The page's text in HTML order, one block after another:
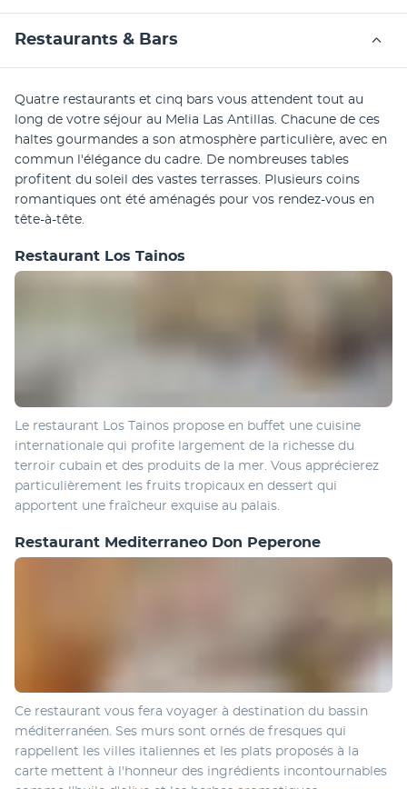
Restaurants & Bars
Quatre restaurants et cinq bars vous attendent tout au
long de votre séjour au Melia Las Antillas. Chacune de ces
haltes gourmandes a son atmosphère particulière, avec en
commun l'élégance du cadre. De nombreuses tables
profitent du soleil des vastes terrasses. Plusieurs coins
romantiques ont été aménagés pour vos rendez-vous en
tête-à-tête.
Restaurant Los Tainos
Le restaurant Los Tainos propose en buffet une cuisine
internationale qui profite largement de la richesse du
terroir cubain et des produits de la mer. Vous apprécierez
particulièrement les fruits tropicaux en dessert qui
apportent une fraîcheur exquise au palais.
Restaurant Mediterraneo Don Peperone
Ce restaurant vous fera voyager à destination du bassin
méditerranéen. Ses murs sont ornés de fresques qui
rappellent les villes italiennes et les plats proposés à la
carte mettent à l'honneur des ingrédients incontournables